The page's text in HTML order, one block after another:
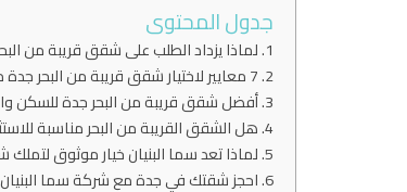
جدول المحتوى
لماذا يزداد الطلب على شقق قريبة من
7 معايير لاختيار شقق قريبة من البحر جدة مناسبة
أفضل شقق قريبة من البحر جدة للسكن
هل الشقق القريبة من البحر مناسبة
لماذا تعد سما البنيان خيار موثوق
احجز شقتك في جدة مع شركة سما البنيان